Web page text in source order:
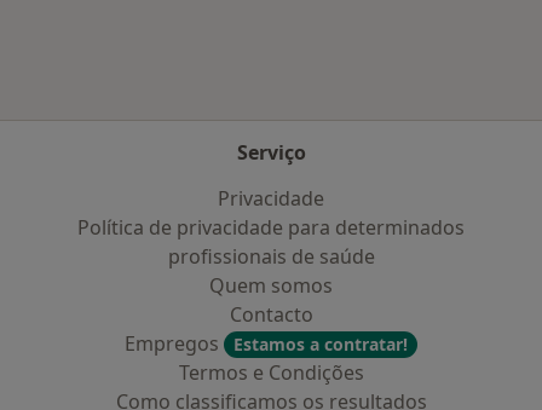
Serviço
Privacidade
Política de privacidade para determinados
profissionais de saúde
Quem somos
Contacto
Empregos
Estamos a contratar!
Termos e Condições
Como classificamos os resultados